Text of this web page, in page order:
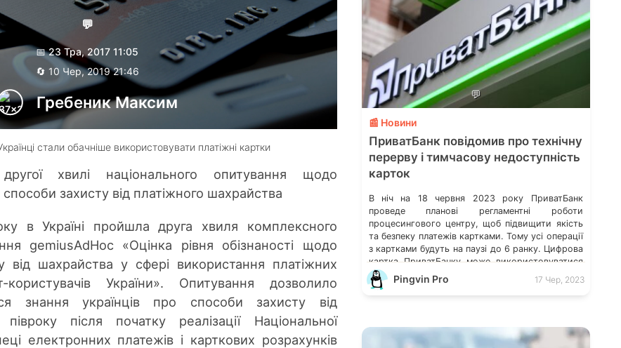
💬
📅 23 Тра, 2017 11:05
🔄 10 Чер, 2019 21:46
Гребеник Максим
стали обачніше використовувати платіжні картки
хвилі національного опитування щодо
захисту від платіжного шахрайства
в Україні пройшла друга хвиля комплексного
gemiusAdHoc «Оцінка рівня обізнаності щодо
від шахрайства у сфері використання платіжних
України». Опитування дозволило
знання українців про способи захисту від
після початку реалізації Національної
електронних платежів і карткових розрахунків
💬
📰 Новини
ПриватБанк повідомив про технічну
перерву і тимчасову недоступність
карток
В ніч на 18 червня 2023 року ПриватБанк
проведе планові регламентні роботи
процесингового центру, щоб підвищити якість
та безпеку платежів картками. Тому усі операції
з картками будуть на паузі до 6 ранку. Цифрова
картка ПриватБанку може використовуватися
без обмежень Приват24 запустив єдине меню
комунікацій monobank обійшов ПриватБанк і
Pingvin Pro 17 Чер, 2023